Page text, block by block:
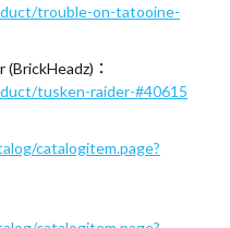
trouble-on-tatooine-
(BrickHeadz)：
tusken-raider-#40615
catalogitem.page?